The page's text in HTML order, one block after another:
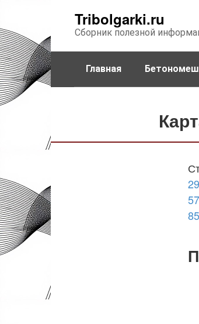
контенту
Tribolgarki.ru
Сборник полезной
Главная
29
57
85